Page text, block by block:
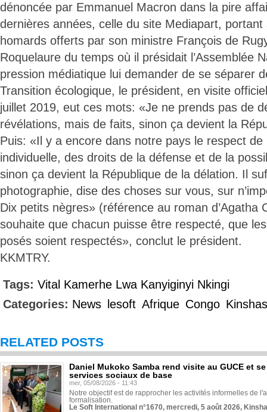
dénoncée par Emmanuel Macron dans la pire
dernières années, celle du site Mediapart,
homards offerts par son ministre François de
Roquelaure du temps où il présidait l’Assemblée
pression médiatique lui demander de se séparer
Transition écologique, le président, en visite
juillet 2019, eut ces mots: «Je ne prends pas de
révélations, mais de faits, sinon ça devient la
Puis: «Il y a encore dans notre pays le respect de
individuelle, des droits de la défense et de la
sinon ça devient la République de la délation. Il
photographie, dise des choses sur vous, sur
Dix petits nègres» (référence au roman d’Agatha
souhaite que chacun puisse être respecté, que
posés soient respectés», conclut le président.
KKMTRY.
Tags: Vital Kamerhe Lwa Kanyiginyi Nkingi
Categories: News lesoft Afrique Congo
RELATED POSTS
Daniel Mukoko Samba rend visite au GUCE et
services sociaux de base
mer, 05/08/2026 - 11:43
Notre objectif est de rapprocher les activités informelles de
formalisation.
Le Soft International n°1670, mercredi, 5 août 2026,